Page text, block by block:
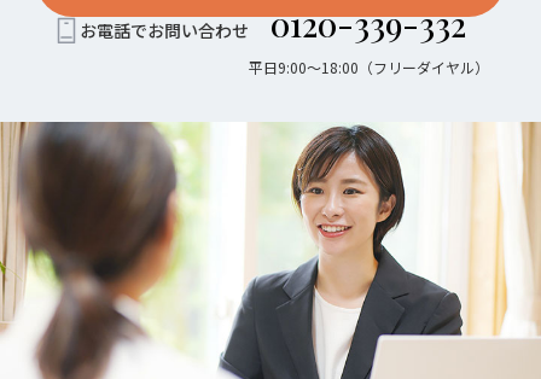
お電話でお問い合わせ 0120-339-332
平日9:00〜18:00（フリーダイヤル）